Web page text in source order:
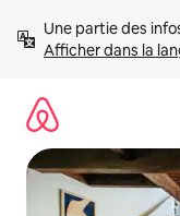
directement
Afficher dans la